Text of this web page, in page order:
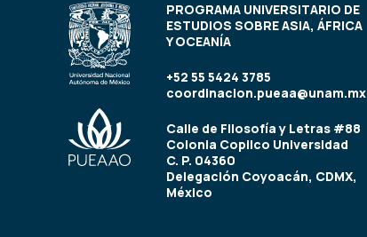
PROGRAMA UNIVERSITARIO DE
ESTUDIOS SOBRE ASIA, ÁFRICA
Y OCEANÍA
+52 55 5424 3785
coordinacion.pueaa@unam.mx
Calle de Filosofía y Letras #88
Colonia Copilco Universidad
C. P. 04360
Delegación Coyoacán, CDMX,
México